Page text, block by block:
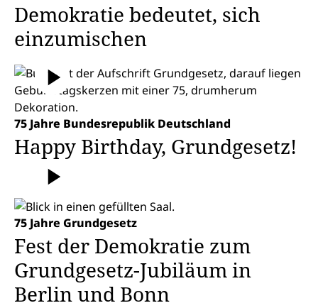
Demokratie bedeutet, sich
einzumischen
75 Jahre Bundesrepublik Deutschland
Happy Birthday, Grundgesetz!
75 Jahre Grundgesetz
Fest der Demokratie zum
Grundgesetz-Jubiläum in
Berlin und Bonn